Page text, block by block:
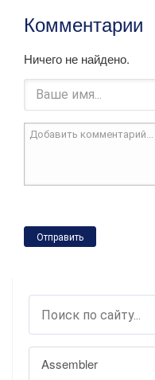
Assembler
Комментарии
Ничего не найдено.
Отправить